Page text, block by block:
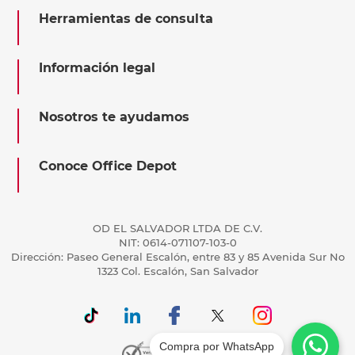
Herramientas de consulta
Información legal
Nosotros te ayudamos
Conoce Office Depot
OD EL SALVADOR LTDA DE C.V.
NIT: 0614-071107-103-0
Dirección: Paseo General Escalón, entre 83 y 85 Avenida Sur No
1323 Col. Escalón, San Salvador
Compra por WhatsApp